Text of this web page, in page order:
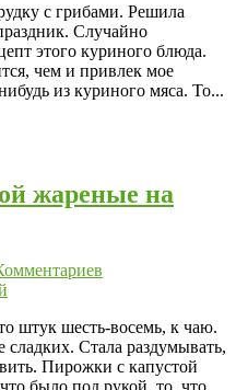
с грибами. Решила
Случайно
этого куриного блюда.
чем и привлек мое
из куриного мяса. То...
жареные на
штук шесть-восемь, к чаю.
Стала раздумывать,
Пирожки с капустой
было под рукой, то, что